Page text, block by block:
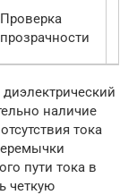
Проверка
прозрачности
наличие
тока
пути тока в
четкую